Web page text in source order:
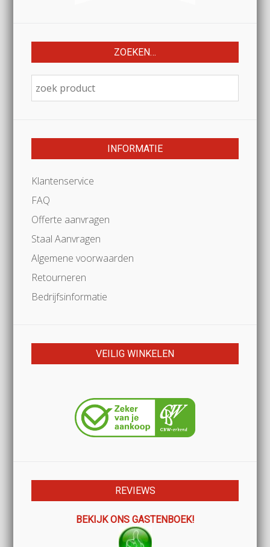
ZOEKEN…
INFORMATIE
Klantenservice
FAQ
Offerte aanvragen
Staal Aanvragen
Algemene voorwaarden
Retourneren
Bedrijfsinformatie
VEILIG WINKELEN
REVIEWS
BEKIJK ONS GASTENBOEK!